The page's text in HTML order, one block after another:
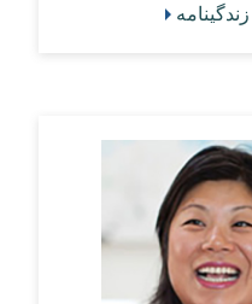
زندگینامه